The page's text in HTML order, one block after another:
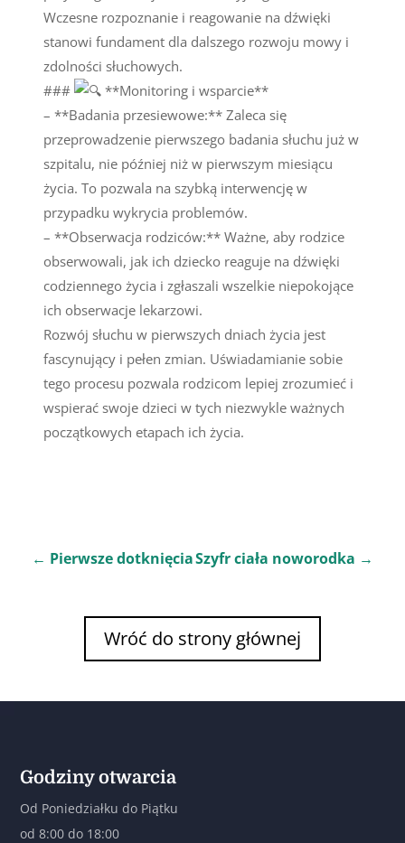
Wczesne rozpoznanie i reagowanie na dźwięki
stanowi fundament dla dalszego rozwoju mowy i
zdolności słuchowych.
###
**Monitoring i wsparcie**
– **Badania przesiewowe:** Zaleca się
przeprowadzenie pierwszego badania słuchu już w
szpitalu, nie później niż w pierwszym miesiącu
życia. To pozwala na szybką interwencję w
przypadku wykrycia problemów.
– **Obserwacja rodziców:** Ważne, aby rodzice
obserwowali, jak ich dziecko reaguje na dźwięki
codziennego życia i zgłaszali wszelkie niepokojące
ich obserwacje lekarzowi.
Rozwój słuchu w pierwszych dniach życia jest
fascynujący i pełen zmian. Uświadamianie sobie
tego procesu pozwala rodzicom lepiej zrozumieć i
wspierać swoje dzieci w tych niezwykle ważnych
początkowych etapach ich życia.
← Pierwsze dotknięciaSzyfr ciała noworodka →
Wróć do strony głównej
Godziny otwarcia
Od Poniedziałku do Piątku
od 8:00 do 18:00